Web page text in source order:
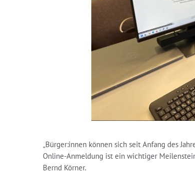
„Bürger:innen können sich seit Anfang des
Online-Anmeldung ist ein wichtiger
Bernd Körner.